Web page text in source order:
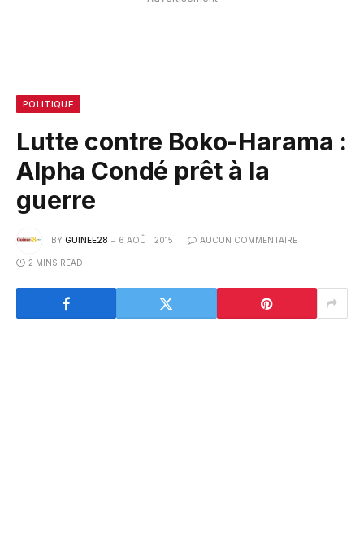
POLITIQUE
Lutte contre Boko-Harama :
Alpha Condé prêt à la
guerre
BY GUINEE28 6 AOÛT 2015 AUCUN COMMENTAIRE
2 MINS READ